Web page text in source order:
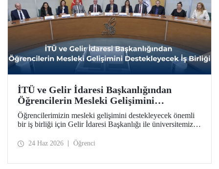
İTÜ ve Gelir İdaresi Başkanlığından
Öğrencilerin Mesleki Gelişimini
Destekleyecek İş Birliği
Öğrencilerimizin mesleki gelişimini destekleyecek önemli
bir iş birliği için Gelir İdaresi Başkanlığı ile üniversitemiz
24 Haz 2026 Öğrenci